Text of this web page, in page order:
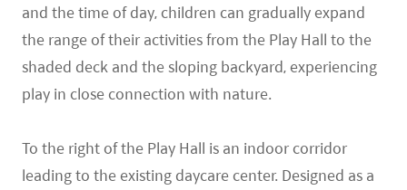
and the time of day, children can gradually expand
the range of their activities from the Play Hall to the
shaded deck and the sloping backyard, experiencing
play in close connection with nature.
To the right of the Play Hall is an indoor corridor
leading to the existing daycare center. Designed as a